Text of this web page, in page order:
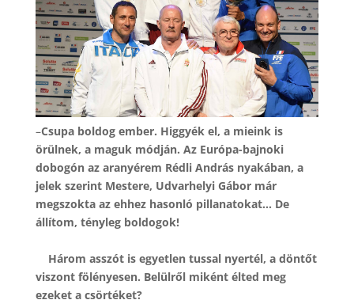
–Csupa boldog ember. Higgyék el, a mieink is
örülnek, a maguk módján. Az Európa-bajnoki
dobogón az aranyérem Rédli András nyakában, a
jelek szerint Mestere, Udvarhelyi Gábor már
megszokta az ehhez hasonló pillanatokat… De
állítom, tényleg boldogok!
Három asszót is egyetlen tussal nyertél, a döntőt
viszont fölényesen. Belülről miként élted meg
ezeket a csörtéket?